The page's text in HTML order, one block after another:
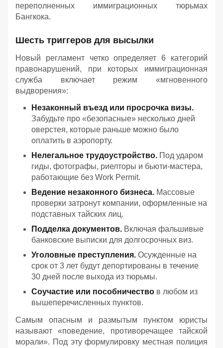
переполненных иммиграционных тюрьмах
Бангкока.
Шесть триггеров для высылки
Новый регламент четко определяет 6 категорий
правонарушений, при которых иммиграционная
служба включает режим «мгновенного
выдворения»:
Незаконный въезд или просрочка визы.
Забудьте про «безопасные» несколько дней
оверстея, которые раньше можно было
оплатить в аэропорту.
Нелегальное трудоустройство. Под ударом
гиды, фотографы, риелторы и бьюти-мастера,
работающие без Work Permit.
Ведение незаконного бизнеса. Массовые
проверки затронут компании, оформленные на
подставных тайских лиц.
Подделка документов. Включая фальшивые
банковские выписки для долгосрочных виз.
Уголовные преступления. Осужденные на
срок от 3 лет будут депортированы в течение
30 дней после выхода из тюрьмы.
Соучастие или пособничество в любом из
вышеперечисленных пунктов.
Самым опасным и размытым пунктом юристы
называют «поведение, противоречащее тайской
морали». Под эту формулировку местная полиция